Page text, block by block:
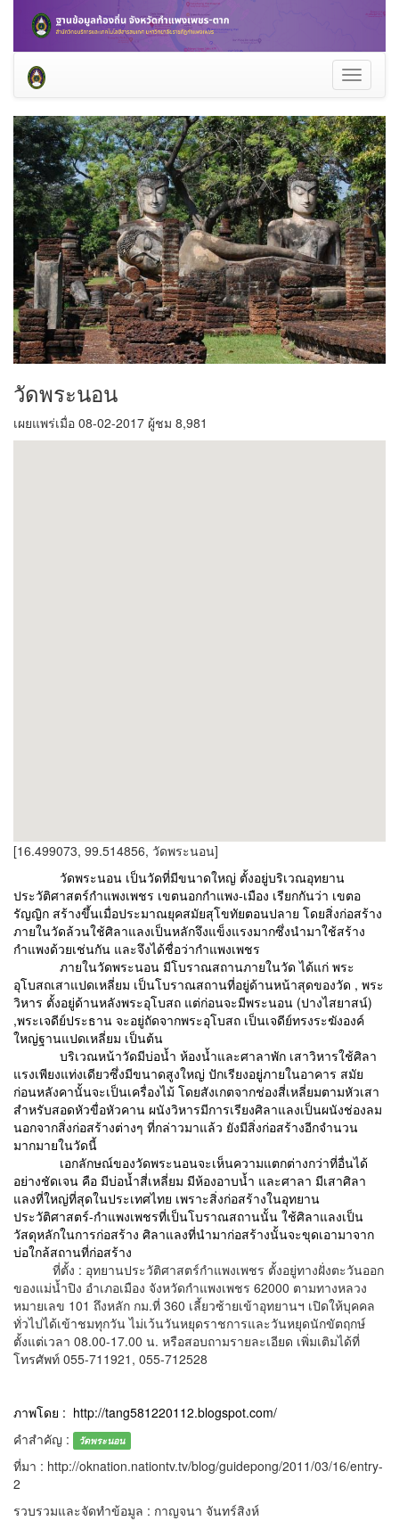
Toggle
วัดพระนอน
เผยแพร่เมื่อ 08-02-2017 ผู้ชม 8,981
[16.499073, 99.514856, วัดพระนอน]
วัดพระนอน เป็นวัดที่มีขนาดใหญ่ ตั้งอยู่บริเวณอุทยาน
ประวัติศาสตร์กำแพงเพชร เขตนอกกำแพง-เมือง เรียกกันว่า เขตอ
รัญญิก สร้างขึ้นเมื่อประมาณยุคสมัยสุโขทัยตอนปลาย โดยสิ่งก่อสร้าง
ภายในวัดล้วนใช้ศิลาแลงเป็นหลักจึงแข็งแรงมากซึ่งนำมาใช้สร้าง
กำแพงด้วยเช่นกัน และจึงได้ชื่อว่ากำแพงเพชร
ภายในวัดพระนอน มีโบราณสถานภายในวัด ได้แก่ พระ
อุโบสถเสาแปดเหลี่ยม เป็นโบราณสถานที่อยู่ด้านหน้าสุดของวัด , พระ
วิหาร ตั้งอยู่ด้านหลังพระอุโบสถ แต่ก่อนจะมีพระนอน (ปางไสยาสน์)
,พระเจดีย์ประธาน จะอยู่ถัดจากพระอุโบสถ เป็นเจดีย์ทรงระฆังองค์
ใหญ่ฐานแปดเหลี่ยม เป็นต้น
บริเวณหน้าวัดมีบ่อน้ำ ห้องน้ำและศาลาพัก เสาวิหารใช้ศิลา
แรงเพียงแท่งเดียวซึ่งมีขนาดสูงใหญ่ ปักเรียงอยู่ภายในอาคาร สมัย
ก่อนหลังคานั้นจะเป็นเครื่องไม้ โดยสังเกตจากช่องสี่เหลี่ยมตามหัวเสา
สำหรับสอดหัวขื่อหัวคาน ผนังวิหารมีการเรียงศิลาแลงเป็นผนังช่องลม
นอกจากสิ่งก่อสร้างต่างๆ ที่กล่าวมาแล้ว ยังมีสิ่งก่อสร้างอีกจำนวน
มากมายในวัดนี้
เอกลักษณ์ของวัดพระนอนจะเห็นความแตกต่างกว่าที่อื่นได้
อย่างชัดเจน คือ มีบ่อน้ำสี่เหลี่ยม มีห้องอาบน้ำ และศาลา มีเสาศิลา
แลงที่ใหญ่ที่สุดในประเทศไทย เพราะสิ่งก่อสร้างในอุทยาน
ประวัติศาสตร์-กำแพงเพชรที่เป็นโบราณสถานนั้น ใช้ศิลาแลงเป็น
วัสดุหลักในการก่อสร้าง ศิลาแลงที่นำมาก่อสร้างนั้นจะขุดเอามาจาก
บ่อใกล้สถานที่ก่อสร้าง
ที่ตั้ง : อุทยานประวัติศาสตร์กำแพงเพชร ตั้งอยู่ทางฝั่งตะวันออก
ของแม่น้ำปิง อำเภอเมือง จังหวัดกำแพงเพชร 62000 ตามทางหลวง
หมายเลข 101 ถึงหลัก กม.ที่ 360 เลี้ยวซ้ายเข้าอุทยานฯ เปิดให้บุคคล
ทั่วไปได้เข้าชมทุกวัน ไม่เว้นวันหยุดราชการและวันหยุดนักขัตฤกษ์
ตั้งแต่เวลา 08.00-17.00 น. หรือสอบถามรายละเอียด เพิ่มเติมได้ที่
โทรศัพท์ 055-711921, 055-712528
ภาพโดย : http://tang581220112.blogspot.com/
คำสำคัญ :
วัดพระนอน
ที่มา : http://oknation.nationtv.tv/blog/guidepong/2011/03/16/entry-
2
รวบรวมและจัดทำข้อมูล : กาญจนา จันทร์สิงห์